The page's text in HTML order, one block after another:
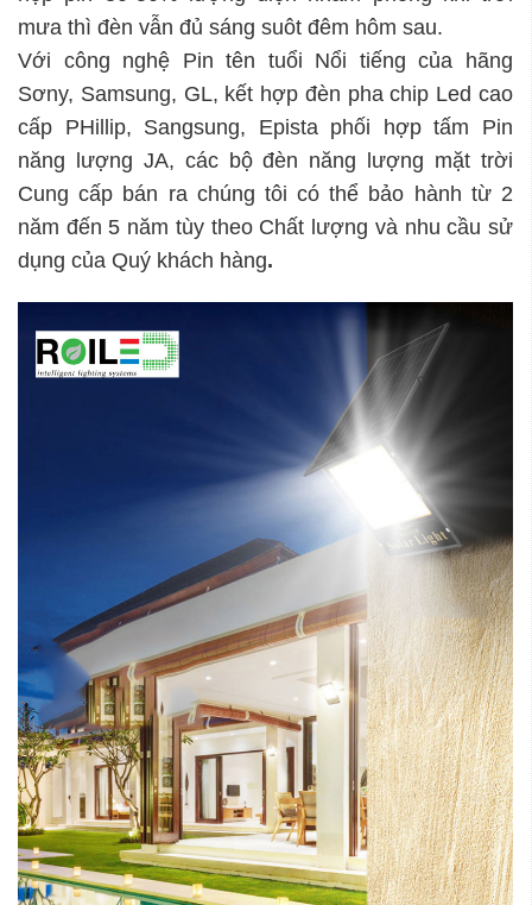
mưa thì đèn vẫn đủ sáng suôt đêm hôm sau.
Với công nghệ Pin tên tuổi Nổi tiếng của hãng
Sơny, Samsung, GL, kết hợp đèn pha chip Led cao
cấp PHillip, Sangsung, Epista phối hợp tấm Pin
năng lượng JA, các bộ đèn năng lượng mặt trời
Cung cấp bán ra chúng tôi có thể bảo hành từ 2
năm đến 5 năm tùy theo Chất lượng và nhu cầu sử
dụng của Quý khách hàng.